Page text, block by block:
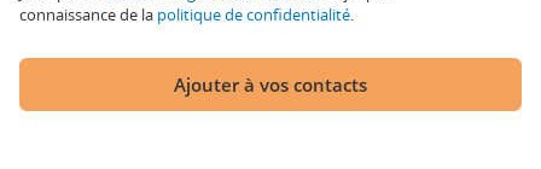
connaissance de la politique de confidentialité.
Ajouter à vos contacts